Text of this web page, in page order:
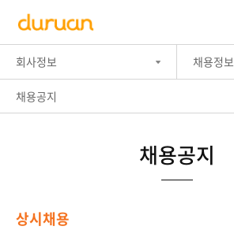
회사정보 채용정보
채용공지
채용공지
상시채용